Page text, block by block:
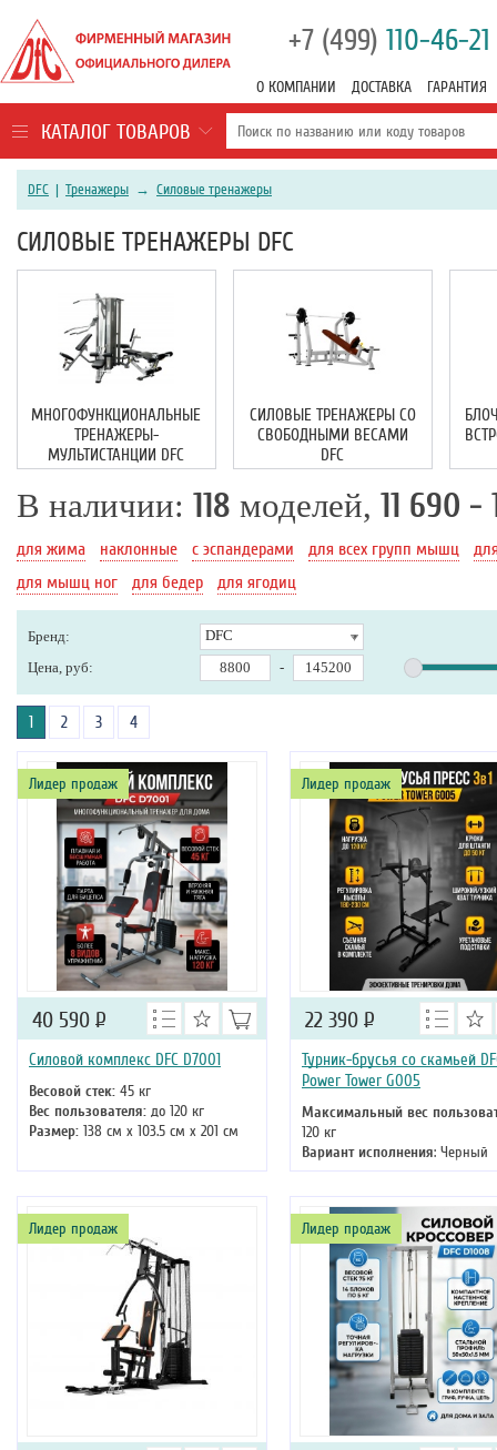
+7 (499) 110-46-21
О КОМПАНИИ ДОСТАВКА ГАРАНТИЯ
КАТАЛОГ ТОВАРОВ
DFC | Тренажеры → Силовые тренажеры
СИЛОВЫЕ ТРЕНАЖЕРЫ DFC
МНОГОФУНКЦИОНАЛЬНЫЕ
ТРЕНАЖЕРЫ-
МУЛЬТИСТАНЦИИ DFC
СИЛОВЫЕ ТРЕНАЖЕРЫ СО
СВОБОДНЫМИ ВЕСАМИ
DFC
В наличии: 118 моделей, 11 690 -
для жима наклонные с эспандерами для всех групп мышц
для мышц ног
для бедер для ягодиц
Бренд:
DFC
Цена, руб:
-
1 2 3 4
Лидер продаж
Силовой комплекс DFC D7001
Весовой стек: 45 кг
Вес пользователя: до 120 кг
Размер: 138 см х 103.5 см х 201 см
40 590 Р
Лидер продаж
Турник-брусья со скамьей
Power Tower G005
Максимальный вес
120 кг
Вариант исполнения: Черный
22 390 Р
Лидер продаж Лидер продаж